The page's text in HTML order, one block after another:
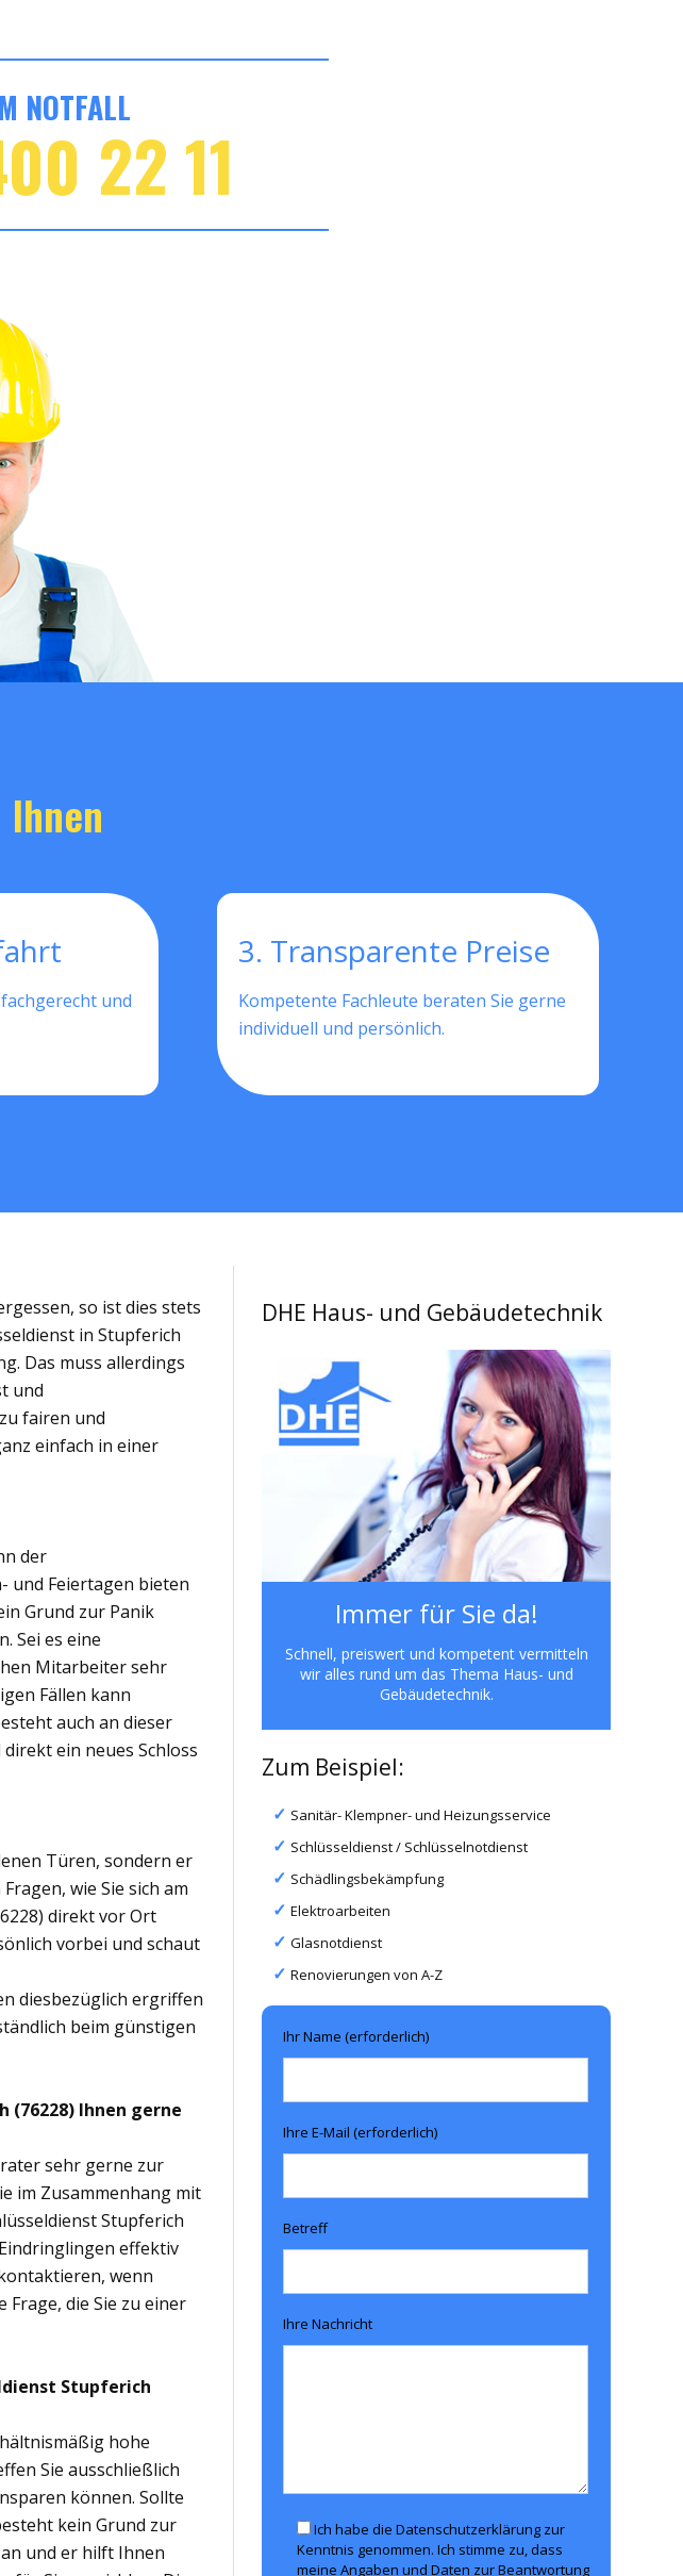
NOTFALL
22 11
und
3. Transparente Preise
Kompetente Fachleute beraten Sie gerne
individuell und persönlich.
DHE Haus- und Gebäudetechnik
Immer für Sie da!
Schnell, preiswert und kompetent vermitteln
wir alles rund um das Thema Haus- und
Gebäudetechnik.
Zum Beispiel:
Sanitär- Klempner- und Heizungsservice
Schlüsseldienst / Schlüsselnotdienst
Schädlingsbekämpfung
Elektroarbeiten
Glasnotdienst
Renovierungen von A-Z
Ihr Name (erforderlich)
Ihre E-Mail (erforderlich)
Betreff
Ihre Nachricht
Ich habe die Datenschutzerklärung zur
Kenntnis genommen. Ich stimme zu, dass
meine Angaben und Daten zur Beantwortung
so ist dies stets
in Stupferich
Das muss allerdings
und
fairen und
einfach in einer
der
und Feiertagen bieten
Grund zur Panik
Sei es eine
Mitarbeiter sehr
Fällen kann
auch an dieser
ein neues Schloss
Türen, sondern er
wie Sie sich am
direkt vor Ort
vorbei und schaut
diesbezüglich ergriffen
beim günstigen
(76228) Ihnen gerne
sehr gerne zur
im Zusammenhang mit
Stupferich
effektiv
wenn
die Sie zu einer
Stupferich
hohe
Sie ausschließlich
können. Sollte
kein Grund zur
an und er hilft Ihnen